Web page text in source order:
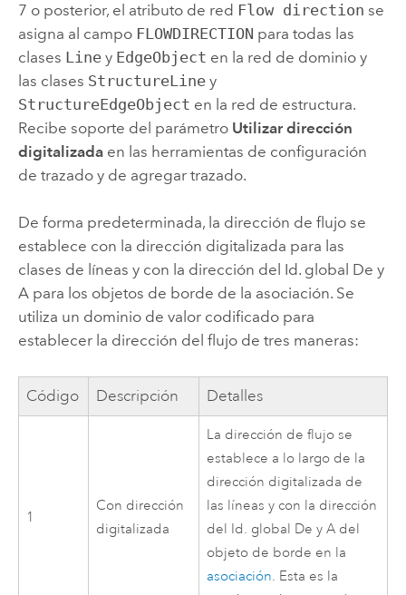
7 o posterior, el atributo de red Flow direction se
asigna al campo FLOWDIRECTION para todas las
clases Liney EdgeObject en la red de dominio y
las clases StructureLiney
StructureEdgeObject en la red de estructura.
Recibe soporte del parámetro Utilizar dirección
digitalizadaen las herramientas de configuración
de trazadoy de agregar trazado.
De forma predeterminada, la dirección de flujo se
establece con la dirección digitalizada para las
clases de líneas y con la dirección del Id. global De y
A para los objetos de borde de la asociación. Se
utiliza un dominio de valor codificado para
establecer la dirección del flujo de tres maneras:
Código Descripción Detalles
1
Con dirección
digitalizada
La dirección de flujo se
establece a lo largo de la
dirección digitalizada de
las líneas y con la dirección
del Id. global De y A del
objeto de borde en la
asociación. Esta es la